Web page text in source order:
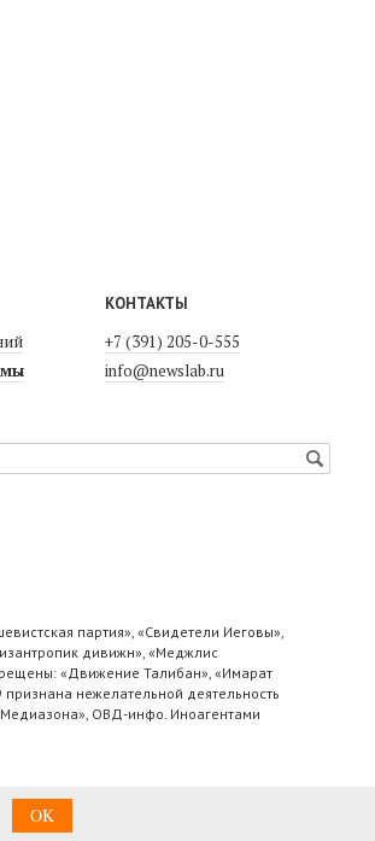
КОНТАКТЫ
+7 (391) 205-0-555
info@newslab.ru
партия», «Свидетели Иеговы»,
дивижн», «Меджлис
«Движение Талибан», «Имарат
нежелательной деятельность
ОВД-инфо. Иноагентами
OK